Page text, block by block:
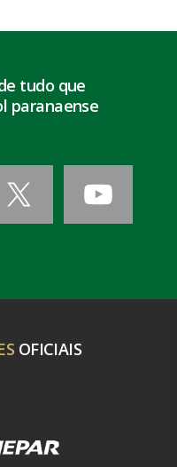
tudo que
paranaense
OFICIAIS